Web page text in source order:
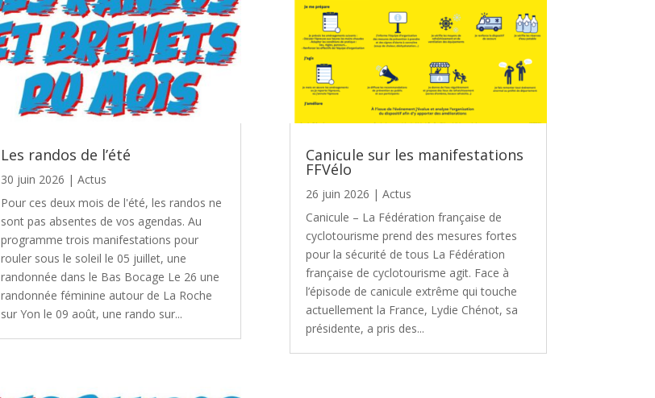
Les randos de l’été
30 juin 2026 | Actus
Pour ces deux mois de l'été, les randos ne
sont pas absentes de vos agendas. Au
programme trois manifestations pour
rouler sous le soleil le 05 juillet, une
randonnée dans le Bas Bocage Le 26 une
randonnée féminine autour de La Roche
sur Yon le 09 août, une rando sur...
Canicule sur les manifestations
FFVélo
26 juin 2026 | Actus
Canicule – La Fédération française de
cyclotourisme prend des mesures fortes
pour la sécurité de tous La Fédération
française de cyclotourisme agit. Face à
l’épisode de canicule extrême qui touche
actuellement la France, Lydie Chénot, sa
présidente, a pris des...